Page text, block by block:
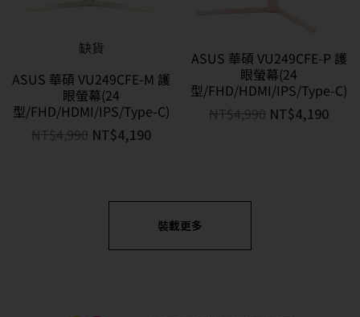
缺貨
ASUS 華碩 VU249CFE-M 護
眼螢幕(24
型/FHD/HDMI/IPS/Type-C)
NT$4,990 NT$4,190
ASUS 華碩 VU249CFE-P 護
眼螢幕(24
型/FHD/HDMI/IPS/Type-C)
NT$4,990 NT$4,190
裝載更多